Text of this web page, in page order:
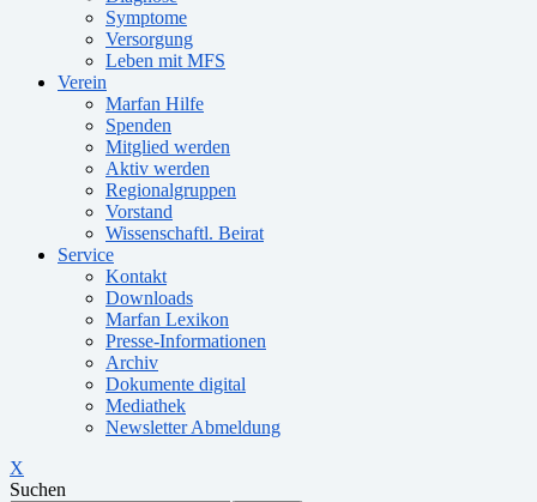
Symptome
Versorgung
Leben mit MFS
Verein
Marfan Hilfe
Spenden
Mitglied werden
Aktiv werden
Regionalgruppen
Vorstand
Wissenschaftl. Beirat
Service
Kontakt
Downloads
Marfan Lexikon
Presse-Informationen
Archiv
Dokumente digital
Mediathek
Newsletter Abmeldung
X
Suchen